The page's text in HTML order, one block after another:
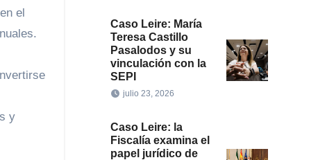
el
y
Caso Leire: María
Teresa Castillo
Pasalodos y su
vinculación con la
SEPI
julio 23, 2026
Caso Leire: la
Fiscalía examina el
papel jurídico de